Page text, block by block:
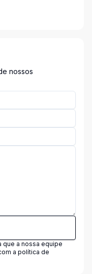
nossos
que a nossa equipe
a política de